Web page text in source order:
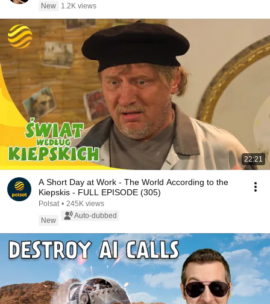
New
1.2K views
22:21
A Short Day at Work - The World According to the
Kiepskis - FULL EPISODE (305)
Polsat • 245K views
New
Auto-dubbed